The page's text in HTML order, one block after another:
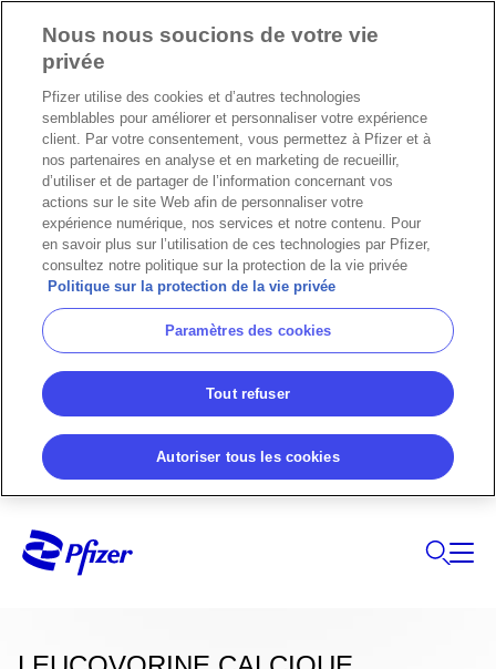
Nous nous soucions de votre vie
privée
Pfizer utilise des cookies et d’autres technologies
semblables pour améliorer et personnaliser votre expérience
client. Par votre consentement, vous permettez à Pfizer et à
nos partenaires en analyse et en marketing de recueillir,
d’utiliser et de partager de l’information concernant vos
actions sur le site Web afin de personnaliser votre
expérience numérique, nos services et notre contenu. Pour
en savoir plus sur l’utilisation de ces technologies par Pfizer,
consultez notre politique sur la protection de la vie privée
Politique sur la protection de la vie privée
Paramètres des cookies
Tout refuser
Autoriser tous les cookies